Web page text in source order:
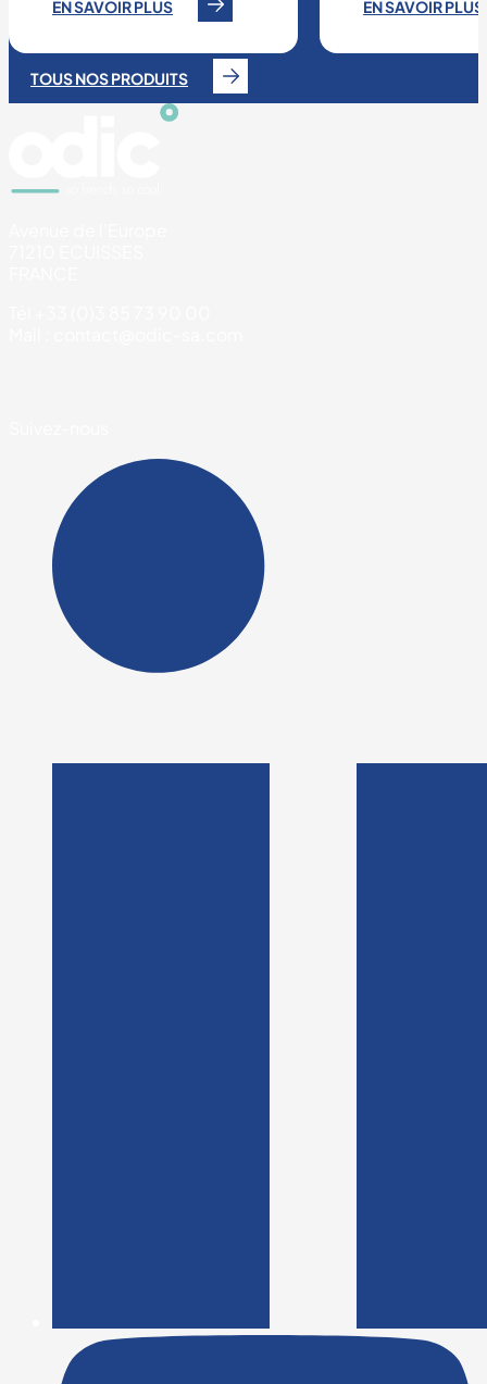
EN SAVOIR PLUS EN SAVOIR PLUS
TOUS NOS PRODUITS